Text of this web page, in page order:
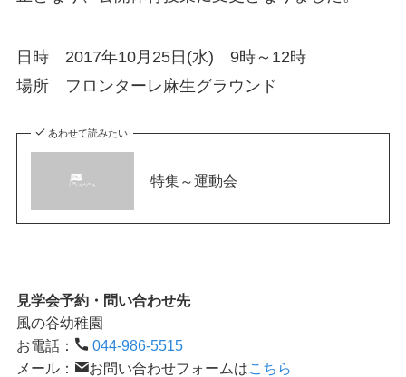
日時 2017年10月25日(水) 9時～12時
場所 フロンターレ麻生グラウンド
あわせて読みたい
特集～運動会
見学会予約・問い合わせ先
風の谷幼稚園
お電話：
044-986-5515
メール：
お問い合わせフォームは こちら